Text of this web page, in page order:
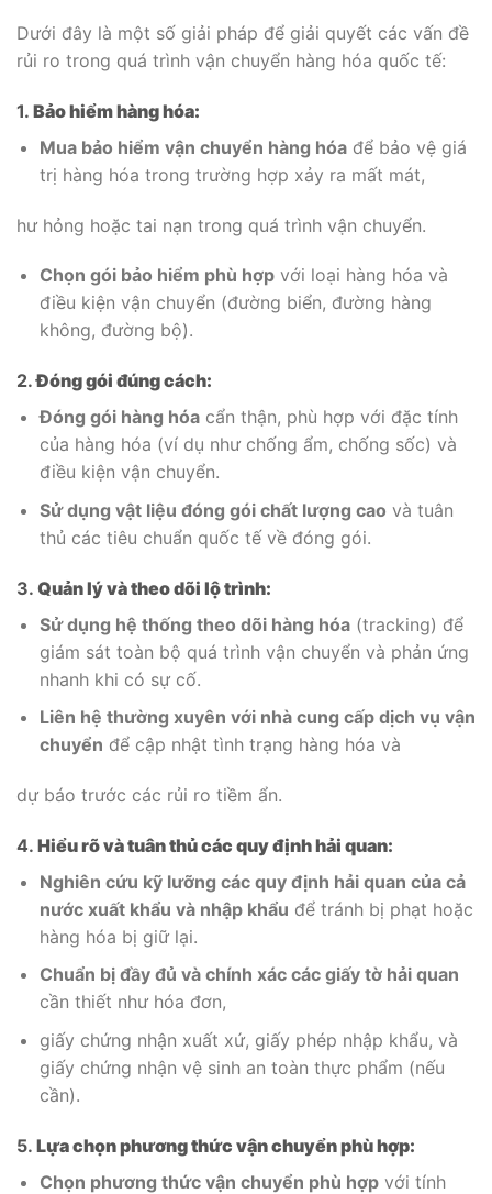
Dưới đây là một số giải pháp để giải quyết các vấn đề
rủi ro trong quá trình vận chuyển hàng hóa quốc tế:
1. Bảo hiểm hàng hóa:
Mua bảo hiểm vận chuyển hàng hóađể bảo vệ giá
trị hàng hóa trong trường hợp xảy ra mất mát,
hư hỏng hoặc tai nạn trong quá trình vận chuyển.
Chọn gói bảo hiểm phù hợpvới loại hàng hóa và
điều kiện vận chuyển (đường biển, đường hàng
không, đường bộ).
2.Đóng gói đúng cách:
Đóng gói hàng hóacẩn thận, phù hợp với đặc tính
của hàng hóa (ví dụ như chống ẩm, chống sốc) và
điều kiện vận chuyển.
Sử dụng vật liệu đóng gói chất lượng cao và tuân
thủ các tiêu chuẩn quốc tế về đóng gói.
3. Quản lý và theo dõi lộ trình:
Sử dụng hệ thống theo dõi hàng hóa(tracking) để
giám sát toàn bộ quá trình vận chuyển và phản ứng
nhanh khi có sự cố.
Liên hệ thường xuyên với nhà cung cấp dịch vụ vận
chuyển để cập nhật tình trạng hàng hóa và
dự báo trước các rủi ro tiềm ẩn.
4. Hiểu rõ và tuân thủ các quy định hải quan:
Nghiên cứu kỹ lưỡng các quy định hải quan của cả
nước xuất khẩu và nhập khẩu để tránh bị phạt hoặc
hàng hóa bị giữ lại.
Chuẩn bị đầy đủ và chính xác các giấy tờ hải quan
cần thiết như hóa đơn,
giấy chứng nhận xuất xứ, giấy phép nhập khẩu, và
giấy chứng nhận vệ sinh an toàn thực phẩm (nếu
cần).
5. Lựa chọn phương thức vận chuyển phù hợp:
Chọn phương thức vận chuyển phù hợpvới tính